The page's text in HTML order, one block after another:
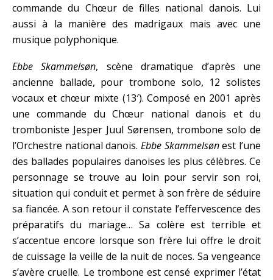
commande du Chœur de filles national danois. Lui
aussi à la manière des madrigaux mais avec une
musique polyphonique.
Ebbe Skammelsøn, scène dramatique d’après une
ancienne ballade, pour trombone solo, 12 solistes
vocaux et chœur mixte (13′). Composé en 2001 après
une commande du Chœur national danois et du
tromboniste Jesper Juul Sørensen, trombone solo de
l’Orchestre national danois. Ebbe Skammelsønest l’une
des ballades populaires danoises les plus célèbres. Ce
personnage se trouve au loin pour servir son roi,
situation qui conduit et permet à son frère de séduire
sa fiancée. A son retour il constate l’effervescence des
préparatifs du mariage… Sa colère est terrible et
s’accentue encore lorsque son frère lui offre le droit
de cuissage la veille de la nuit de noces. Sa vengeance
s’avère cruelle. Le trombone est censé exprimer l’état